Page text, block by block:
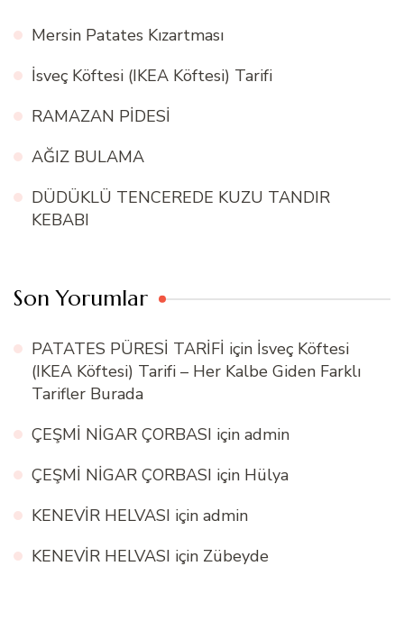
Mersin Patates Kızartması
İsveç Köftesi (IKEA Köftesi) Tarifi
RAMAZAN PİDESİ
AĞIZ BULAMA
DÜDÜKLÜ TENCEREDE KUZU TANDIR
KEBABI
Son Yorumlar
PATATES PÜRESİ TARİFİ için İsveç Köftesi
(IKEA Köftesi) Tarifi – Her Kalbe Giden Farklı
Tarifler Burada
ÇEŞMİ NİGAR ÇORBASI için admin
ÇEŞMİ NİGAR ÇORBASI için Hülya
KENEVİR HELVASI için admin
KENEVİR HELVASI için Zübeyde